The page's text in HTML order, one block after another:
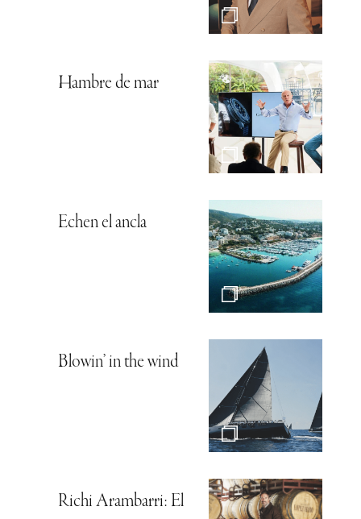
Hambre de mar
Echen el ancla
Blowin’ in the wind
Richi Arambarri: El